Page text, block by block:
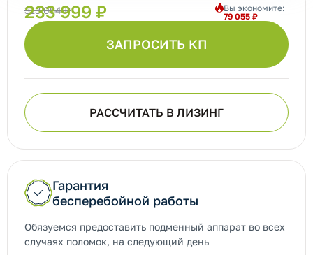
ЗАПРОСИТЬ КП
313 054 ₽
233 999 ₽
Вы экономите:
79 055 ₽
РАССЧИТАТЬ В ЛИЗИНГ
Гарантия
бесперебойной работы
Обязуемся предоставить подменный аппарат во всех
случаях поломок, на следующий день